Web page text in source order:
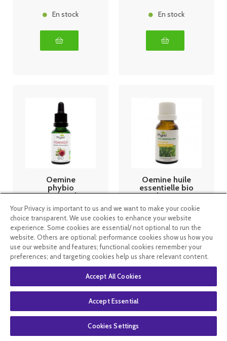
En stock En stock
Oemine
phybio
Macérat de
bourgeons bio
30 ml
pommier
11 .99€8 .99€
En stock
Oemine huile
essentielle bio
palmarosa
10ml
6.99€ 4.19 €
En rupture de
stock
Your Privacy is important to us and we want to make your cookie
choice transparent. We use cookies to enhance your website
experience. Some cookies are essential/ not optional to run the
website. Others are optional: performance cookies show us how you
use our website and features; functional cookies remember your
preferences; and targeting cookies help us share relevant content.
Accept All Cookies
Accept Essential
Cookies Settings